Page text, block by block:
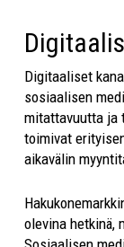
Digitaaliset
sosiaalisen
mitattavuutta ja
toimivat
aikavälin
olevina hetkinä,